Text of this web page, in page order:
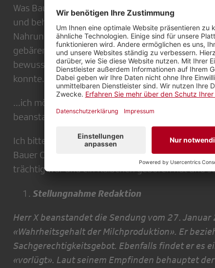
Was Bauer Christoph Kunz da vorlügt ist eine
und behauptet steif und fest, dass Kühe Milch
Nahrung und die Kühe geben Milch weil sie
gebären mussten wie das bei jedem Säugetier
bewusst die Unwahrheit gesagt und ich
konnte.
...ich möchte gern obige Sendung resp. den
beanstanden und beziehe mich auf das
Ich bitte Sie, diesen Beitrag zu prüfen und eine
Bauer Christoph kann beweisen, dass in seinem
trächtig war und ein Kälbchen geboren hat und
Stellungnahme Redaktion
Herr X beanstandet die Sendung vom 27.
«Wahrheitsgehalt der Milchproduktion». Er
Sachgerechtigkeitsgebot. Ebenfalls findet er es
«vorlügt». Laut seinem Empfinden behauptet